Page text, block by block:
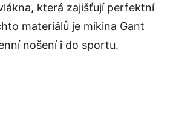
která zajišťují perfektní
materiálů je mikina Gant
nošení i do sportu.